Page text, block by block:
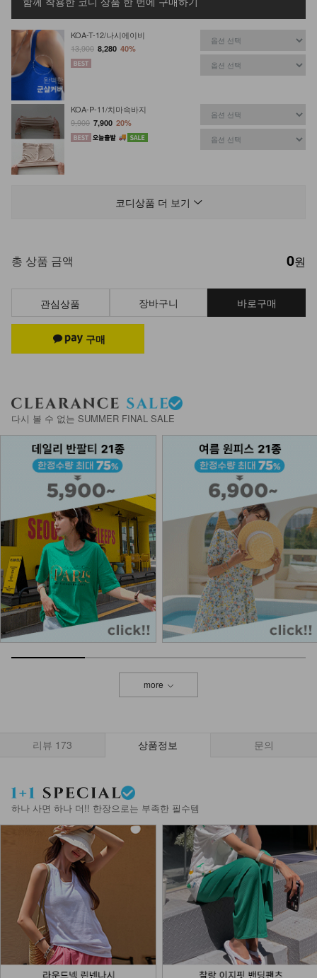
KOA-T-12/나시에이비
13,900 8,280 40%
KOA-P-11/치마속바지
9,900 7,900 20%
29%
KOA-O-01/속치마끈원피스
9,900
9,900 5,900
KOA-T-15/심플끈나시
12,900 7,900 39%
NKA62-A-1/에어 브라캡 끈나시
13,900
코디상품 더 보기
총 상품 금액 0원
관심상품 장바구니 바로구매
다시 볼 수 없는 SUMMER FINAL SALE
more
리뷰 173 상품정보 문의
하나 사면 하나 더!! 한장으로는 부족한 필수템